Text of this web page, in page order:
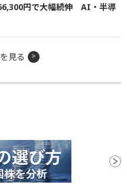
円で大幅続伸 AI・半導
見る